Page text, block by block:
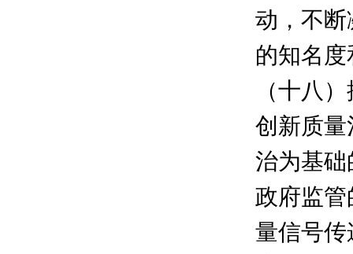
动，不
的知名
（十八
创新质
治为基
政府监
量信号